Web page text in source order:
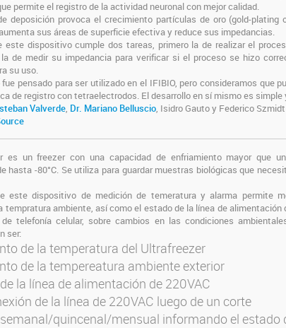
permite el registro de la actividad neuronal con mejor calidad.
deposición provoca el crecimiento partículas de oro (gold-
sus áreas de superficie efectiva y reduce sus impedancias.
este dispositivo cumple dos tareas, primero la de realizar el
la de medir su impedancia para verificar si el proceso se hizo
su uso.
pensado para ser utilizado en el IFIBIO, pero consideramos que
de registro con tetraelectrodos. El desarrollo en sí mismo es simple
Valverde Dr. Mariano Belluscio , Isidro Gauto y Federico Szmidt
es un freezer con una capacidad de enfriamiento mayor que
hasta -80°C. Se utiliza para guardar muestras biológicas que
este dispositivo de medición de temeratura y alarma permite
tempratura ambiente, así como el estado de la línea de alimentación
telefonía celular, sobre cambios en las condiciones
ser:
de la temperatura del Ultrafreezer
de la tempereatura ambiente exterior
la línea de alimentación de 220VAC
de la línea de 220VAC luego de un corte
quincenal/mensual informando el estado